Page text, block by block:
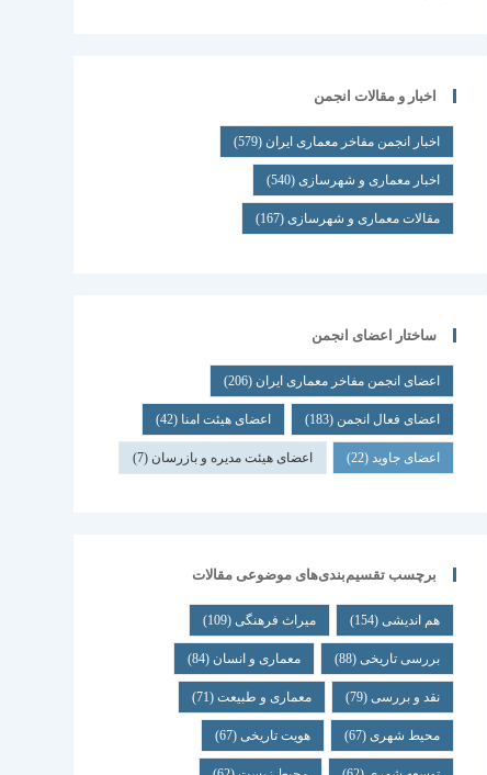
اخبار و مقالات انجمن
اخبار انجمن مفاخر معماری ایران (579)
اخبار معماری و شهرسازی(540)
مقالات معماری و شهرسازی(167)
ساختار اعضای انجمن
اعضای انجمن مفاخر معماری ایران (206)
اعضای فعال انجمن (183) اعضای هیئت امنا (42)
اعضای جاوید(22) اعضای هیئت مدیره و بازرسان (7)
برچسب تقسیم‌بندی‌های موضوعی مقالات
هم اندیشی(154) میراث فرهنگی(109)
بررسی تاریخی(88) معماری و انسان (84)
نقد و بررسی(79) معماری و طبیعت(71)
محیط شهری(67) هویت تاریخی(67)